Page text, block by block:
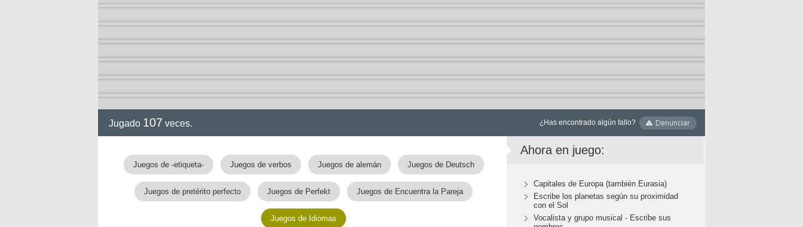
Jugado 107 veces. ¿Has encontrado algún fallo?
Juegos de -etiqueta- Juegos de verbos Juegos de alemán Juegos de Deutsch
Juegos de pretérito perfecto Juegos de Perfekt Juegos de Encuentra la Pareja
Juegos de Idiomas
Ahora en juego:
Capitales de Europa (también Eurasia)
Escribe los planetas según su proximidad
con el Sol
Vocalista y grupo musical - Escribe sus